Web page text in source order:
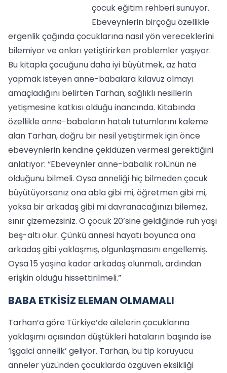
çocuk eğitim rehberi sunuyor.
Ebeveynlerin birçoğu özellikle
ergenlik çağında çocuklarına nasıl yön vereceklerini
bilemiyor ve onları yetiştirirken problemler yaşıyor.
Bu kitapla çocuğunu daha iyi büyütmek, az hata
yapmak isteyen anne-babalara kılavuz olmayı
amaçladığını belirten Tarhan, sağlıklı nesillerin
yetişmesine katkısı olduğu inancında. Kitabında
özellikle anne-babaların hatalı tutumlarını kaleme
alan Tarhan, doğru bir nesil yetiştirmek için önce
ebeveynlerin kendine çekidüzen vermesi gerektiğini
anlatıyor: “Ebeveynler anne-babalık rolünün ne
olduğunu bilmeli. Oysa anneliği hiç bilmeden çocuk
büyütüyorsanız ona abla gibi mi, öğretmen gibi mi,
yoksa bir arkadaş gibi mi davranacağınızı bilemez,
sınır çizemezsiniz. O çocuk 20’sine geldiğinde ruh yaşı
beş-altı olur. Çünkü annesi hayatı boyunca ona
arkadaş gibi yaklaşmış, olgunlaşmasını engellemiş.
Oysa 15 yaşına kadar arkadaş olunmalı, ardından
erişkin olduğu hissettirilmeli.”
BABA ETKİSİZ ELEMAN OLMAMALI
Tarhan’a göre Türkiye’de ailelerin çocuklarına
yaklaşımı açısından düştükleri hataların başında ise
‘işgalci annelik’ geliyor. Tarhan, bu tip koruyucu
anneler yüzünden çocuklarda özgüven eksikliği